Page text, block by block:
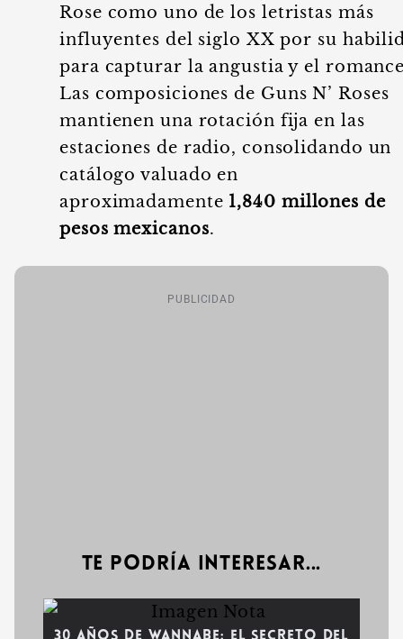
Rose como uno de los letristas más
influyentes del siglo XX por su
para capturar la angustia y el
Las composiciones de Guns N’ Roses
mantienen una rotación fija en las
estaciones de radio, consolidando un
catálogo valuado en
aproximadamente 1,840 millones de
pesos mexicanos.
PUBLICIDAD
Te podría interesar...